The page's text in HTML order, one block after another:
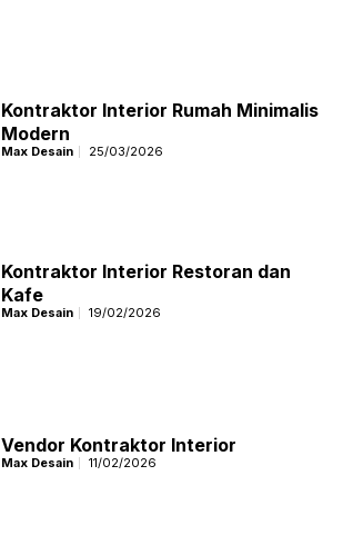
Kontraktor Interior Rumah Minimalis
Modern
Max Desain 25/03/2026
Kontraktor Interior Restoran dan
Kafe
Max Desain 19/02/2026
Vendor Kontraktor Interior
Max Desain 11/02/2026